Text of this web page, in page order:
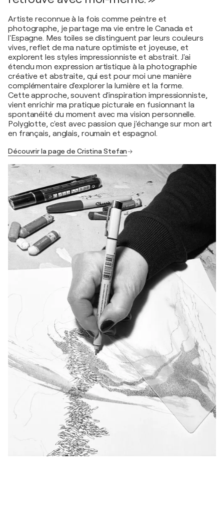
Artiste reconnue à la fois comme peintre et
photographe, je partage ma vie entre le Canada et
l'Espagne. Mes toiles se distinguent par leurs couleurs
vives, reflet de ma nature optimiste et joyeuse, et
explorent les styles impressionniste et abstrait. J'ai
étendu mon expression artistique à la photographie
créative et abstraite, qui est pour moi une manière
complémentaire d'explorer la lumière et la forme.
Cette approche, souvent d'inspiration impressionniste,
vient enrichir ma pratique picturale en fusionnant la
spontanéité du moment avec ma vision personnelle.
Polyglotte, c'est avec passion que j'échange sur mon art
en français, anglais, roumain et espagnol.
Découvrir la page de Cristina Stefan